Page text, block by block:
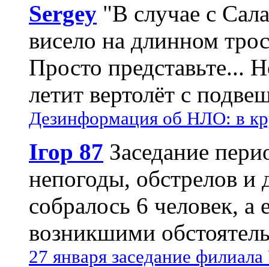
Sergey "В случае с
висело на длинном
Просто представьте...
летит вертолёт с
Дезинформация об НЛО: в
Ігор 87 Заседание
непогоды, обстрелов и
собралось 6 человек, а
возникшими
27 января заседание